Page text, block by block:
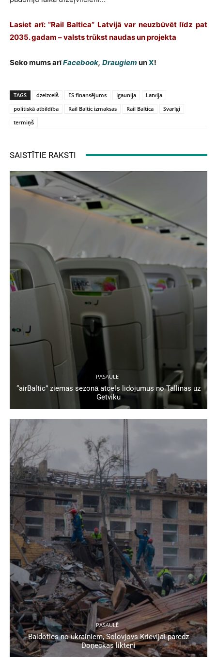
Lasiet arī: “Rail Baltica” Latvijā var neuzbūvēt līdz pat
2035. gadam – valsts trūkst naudas un projekta
Seko mums arīFacebook, Draugiem unX!
TAGS dzelzceļš ES finansējums Igaunija
Latvija
politiskā atbildība
Rail Baltic izmaksas Rail Baltica
Svarīgi
termiņš
SAISTĪTIE RAKSTI
PASAULĒ
“airBaltic” ziemas sezonā atcels lidojumus no Tallinas uz
Getviku
PASAULĒ
Baidoties no ukraiņiem, Solovjovs Krievijai paredz
Doņeckas likteni